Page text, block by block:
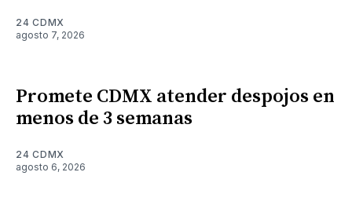
24 CDMX
agosto 7, 2026
Promete CDMX atender despojos en
menos de 3 semanas
24 CDMX
agosto 6, 2026